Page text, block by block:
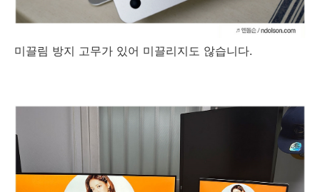
미끌림 방지 고무가 있어 미끌리지도 않습니다.